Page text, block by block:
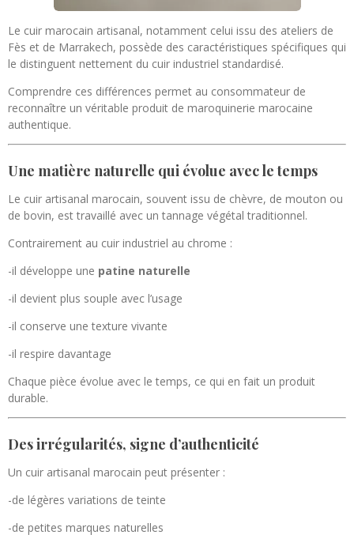
Le cuir marocain artisanal, notamment celui issu des ateliers de
Fès et de Marrakech, possède des caractéristiques spécifiques qui
le distinguent nettement du cuir industriel standardisé.
Comprendre ces différences permet au consommateur de
reconnaître un véritable produit de maroquinerie marocaine
authentique.
Une matière naturelle qui évolue avec le temps
Le cuir artisanal marocain, souvent issu de chèvre, de mouton ou
de bovin, est travaillé avec un tannage végétal traditionnel.
Contrairement au cuir industriel au chrome :
-il développe une patine naturelle
-il devient plus souple avec l’usage
-il conserve une texture vivante
-il respire davantage
Chaque pièce évolue avec le temps, ce qui en fait un produit
durable.
Des irrégularités, signe d’authenticité
Un cuir artisanal marocain peut présenter :
-de légères variations de teinte
-de petites marques naturelles